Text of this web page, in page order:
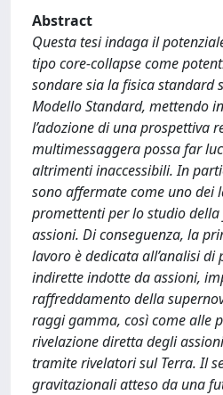
Abstract
Questa tesi indaga il
tipo core-collapse come
sondare sia la fisica standard
Modello Standard, mettendo
l’adozione di una prospettiva
multimessaggera possa far
altrimenti inaccessibili. In
sono affermate come uno dei
promettenti per lo studio
assioni. Di conseguenza, la
lavoro è dedicata all’analisi di
indirette indotte da assioni,
raffreddamento della
raggi gamma, così come alle
rivelazione diretta degli
tramite rivelatori sul Terra. Il
gravitazionali atteso da una